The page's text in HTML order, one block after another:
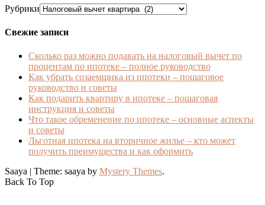
Рубрики
Свежие записи
Сколько раз можно подавать на налоговый вычет по
процентам по ипотеке – полное руководство
Как убрать созаемщика из ипотеки – пошаговое
руководство и советы
Как подарить квартиру в ипотеке – пошаговая
инструкция и советы
Что такое обременение по ипотеке – основные аспекты
и советы
Льготная ипотека на вторичное жилье – кто может
получить преимущества и как оформить
Saaya | Theme: saaya by Mystery Themes.
Back To Top